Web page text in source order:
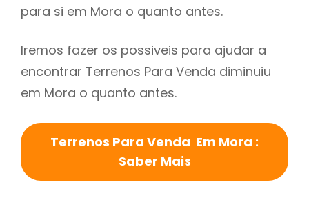
para si em Mora o quanto antes.
Iremos fazer os possiveis para ajudar a
encontrar Terrenos Para Venda diminuiu
em Mora o quanto antes.
Terrenos Para Venda Em Mora :
Saber Mais